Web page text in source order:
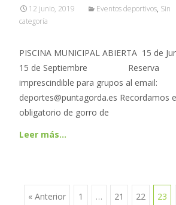
12 junio, 2019 Eventos deportivos, Sin
categoría
PISCINA MUNICIPAL ABIERTA 15 de
15 de Septiembre Reserva
imprescindible para grupos al email:
deportes@puntagorda.es Recordamos
obligatorio de gorro de
Leer más…
« Anterior 1 … 21 22 23